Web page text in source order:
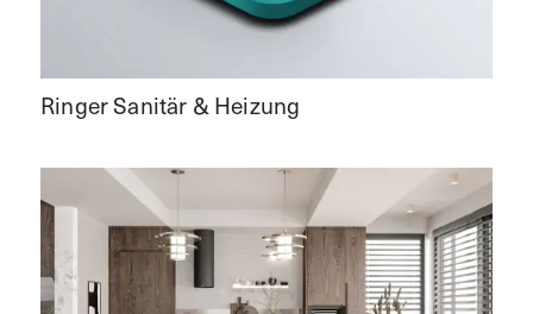
Ringer Sanitär & Heizung